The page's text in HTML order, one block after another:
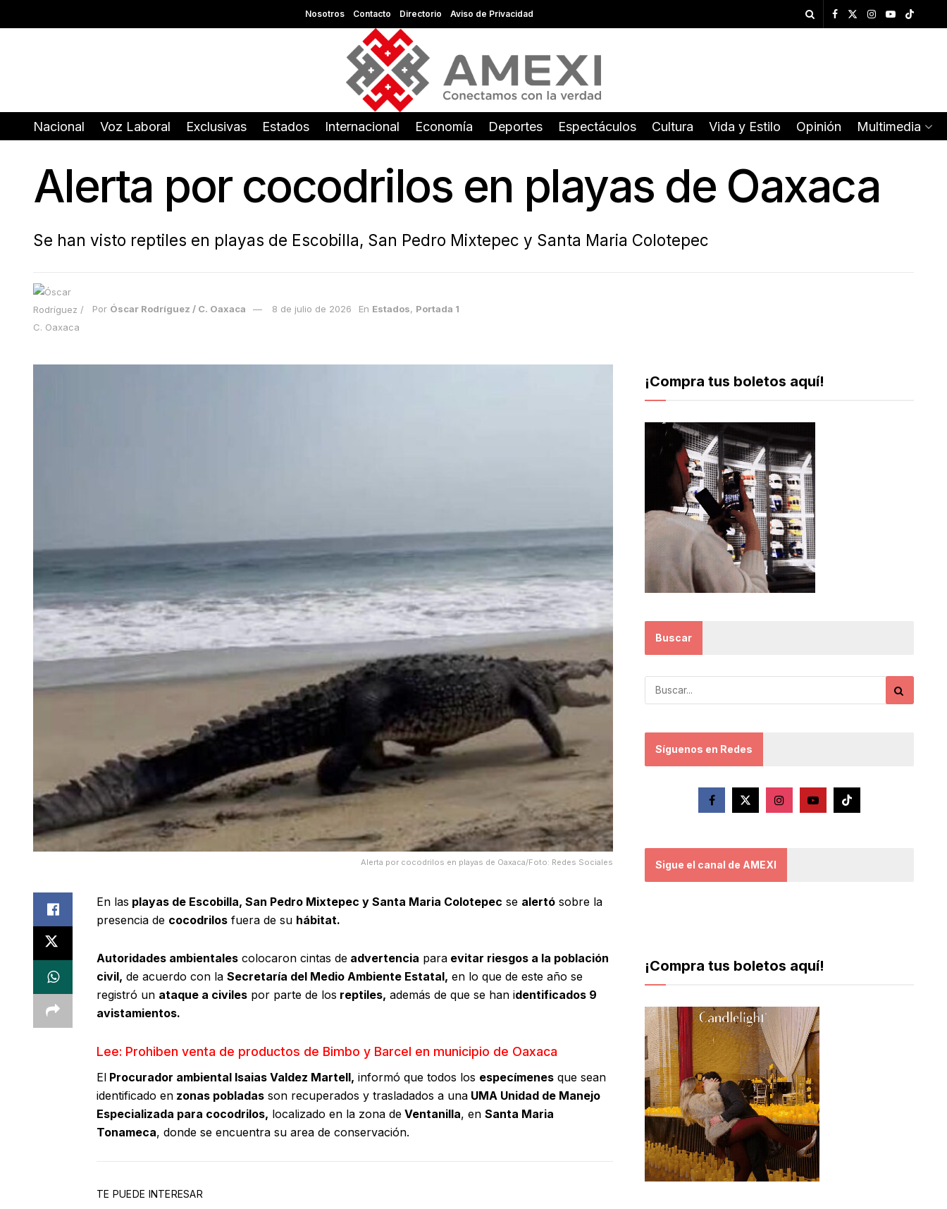
Nosotros Contacto Directorio Aviso de Privacidad
Nacional Voz Laboral Exclusivas Estados Internacional Economía Deportes Espectáculos Cultura Vida y Estilo Opinión Multimedia
Alerta por cocodrilos en playas de Oaxaca
Se han visto reptiles en playas de Escobilla, San Pedro Mixtepec y Santa Maria Colotepec
Por Óscar Rodríguez / C. Oaxaca 8 de julio de 2026 En Estados, Portada 1
Alerta por cocodrilos en playas de Oaxaca/Foto: Redes Sociales
En las playas de Escobilla, San Pedro Mixtepec y Santa Maria Colotepec se alertó sobre la
presencia de cocodrilos fuera de su hábitat.
Autoridades ambientales colocaron cintas de advertencia para evitar riesgos a la población
civil, de acuerdo con la Secretaría del Medio Ambiente Estatal, en lo que de este año se
registró un ataque a civiles por parte de los reptiles, además de que se han identificados 9
avistamientos.
Lee: Prohiben venta de productos de Bimbo y Barcel en municipio de Oaxaca
El Procurador ambiental Isaias Valdez Martell, informó que todos los especímenes que sean
identificado en zonas pobladas son recuperados y trasladados a una UMA Unidad de Manejo
Especializada para cocodrilos, localizado en la zona de Ventanilla, en Santa Maria
Tonameca, donde se encuentra su area de conservación.
TE PUEDE INTERESAR
¡Compra tus boletos aquí!
Buscar
Síguenos en Redes
Sigue el canal de AMEXI
¡Compra tus boletos aquí!